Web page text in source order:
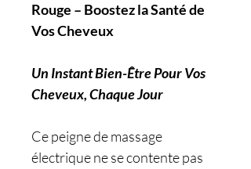
Rouge – Boostez la Santé de
Vos Cheveux
Un Instant Bien-Être Pour Vos
Cheveux, Chaque Jour
Ce peigne de massage
électrique ne se contente pas